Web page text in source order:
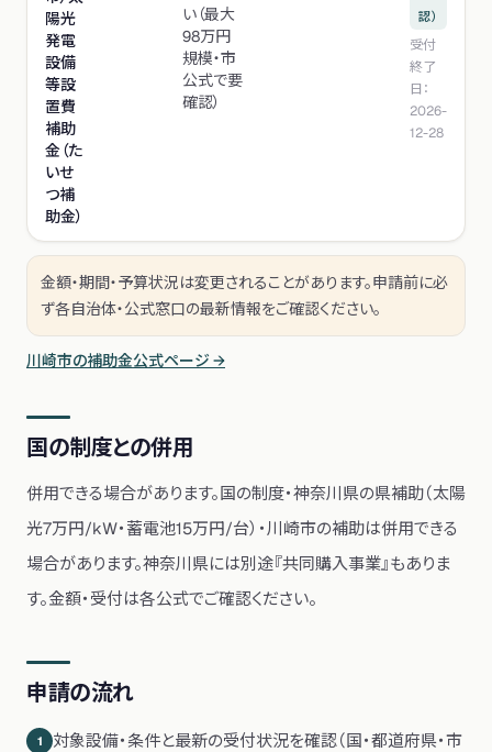
陽光
発電
設備
等設
置費
補助
金（た
いせ
つ補
助金）
い（最大
98万円
規模・市
公式で要
確認）
認）
受付
終了
日：
2026-
12-28
金額・期間・予算状況は変更されることがあります。申請前に必
ず各自治体・公式窓口の最新情報をご確認ください。
川崎市の補助金公式ページ →
国の制度との併用
併用できる場合があります。国の制度・神奈川県の県補助（太陽
光7万円/kW・蓄電池15万円/台）・川崎市の補助は併用できる
場合があります。神奈川県には別途『共同購入事業』もありま
す。金額・受付は各公式でご確認ください。
申請の流れ
1
対象設備・条件と最新の受付状況を確認（国・都道府県・市